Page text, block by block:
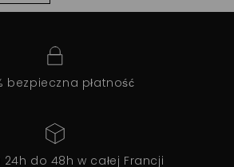
bezpieczna płatność
do 48h w całej Francji